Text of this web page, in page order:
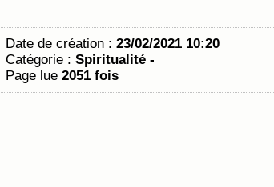
Date de création : 23/02/2021 10:20
Catégorie : Spiritualité -
Page lue 2051 fois